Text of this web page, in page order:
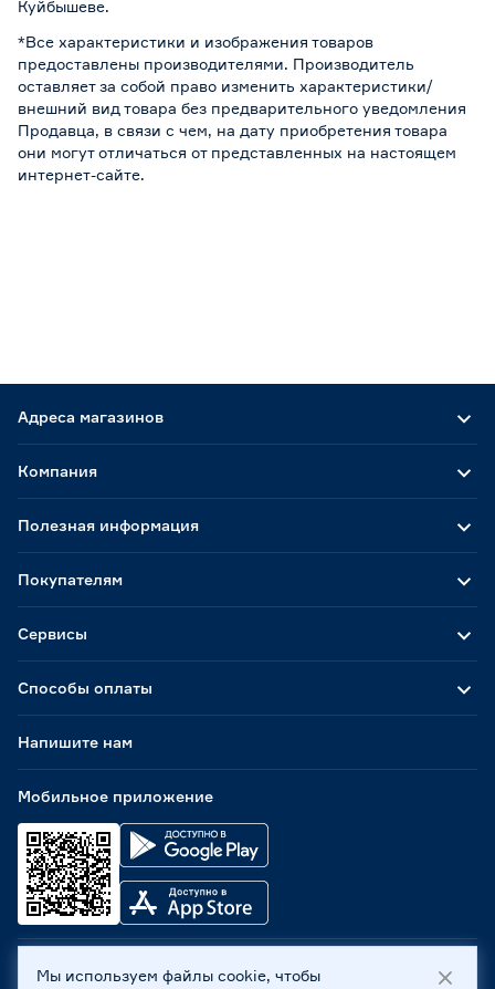
Куйбышеве.
*Все характеристики и изображения товаров
предоставлены производителями. Производитель
оставляет за собой право изменить характеристики/
внешний вид товара без предварительного уведомления
Продавца, в связи с чем, на дату приобретения товара
они могут отличаться от представленных на настоящем
интернет-сайте.
Адреса магазинов
Способы оплаты
Мобильное приложение
Компания
Полезная информация
Покупателям
Сервисы
Напишите нам
ООО «Бауцентр Рус» 2004 -2026, 236029, г. Калининград,
Мы используем файлы cookie, чтобы